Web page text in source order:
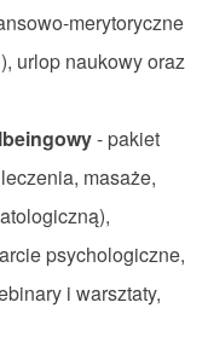
merytoryczne
urlop naukowy oraz
- pakiet
masaże,
psychologiczne,
i warsztaty,